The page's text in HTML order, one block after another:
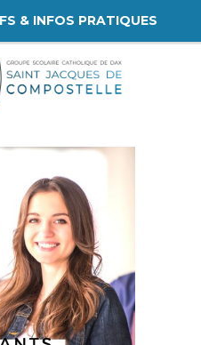
& INFOS PRATIQUES